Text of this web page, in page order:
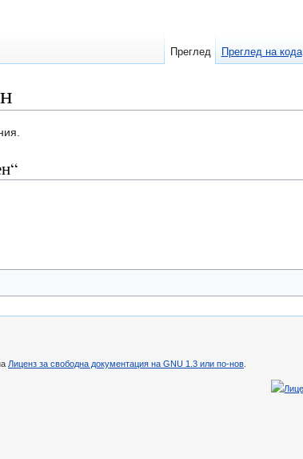
Преглед Преглед на кода
Лиценз за свободна документация на GNU 1.3 или по-нов